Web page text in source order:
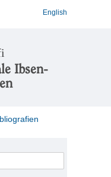
English
Ibsen-